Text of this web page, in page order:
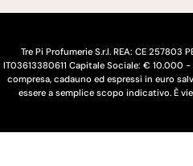
e
g
o
Tre Pi Profumerie S.r.l. REA: CE 257803
IT03613380611 Capitale Sociale: € 10.000
compresa, cadauno ed espressi in euro
essere a semplice scopo indicativo. È